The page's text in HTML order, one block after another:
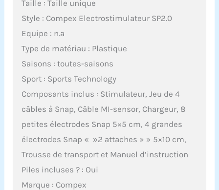
Taille : Taille unique
Style : Compex Electrostimulateur SP2.0
Equipe : n.a
Type de matériau : Plastique
Saisons : toutes-saisons
Sport : Sports Technology
Composants inclus : Stimulateur, Jeu de 4
câbles à Snap, Câble MI-sensor, Chargeur, 8
petites électrodes Snap 5×5 cm, 4 grandes
électrodes Snap « »2 attaches » » 5×10 cm,
Trousse de transport et Manuel d’instruction
Piles incluses ? : Oui
Marque : Compex